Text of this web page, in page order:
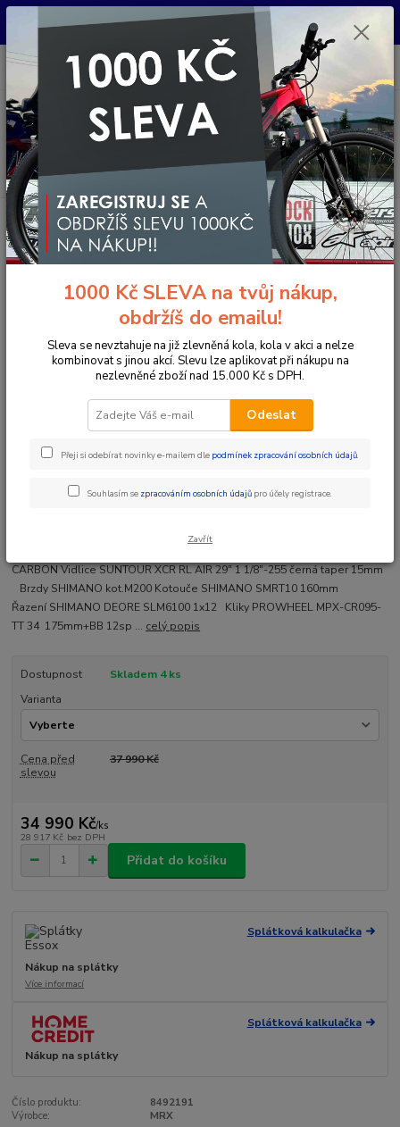
Pro nachystání kola / doplňků na prodejně si prosím zavolejte dopředu.
Menu
CZK
Hledat
+420 733 792 733
PO-PÁ 10:00-17:00 | SO: 9:00-12:00
Úvod Jízdní kola Horská kola
Horská kola celokarbonová
DISCUS MRX 29" CARB. DEORE 1x12 disc 12x148mm chameleon
DISCUS MRX 29" CARB. DEORE
1x12 disc 12x148mm chameleon
- 8 %
Ohodnotit produkt
CARBON Vidlice SUNTOUR XCR RL AIR 29" 1 1/8"-255 černá taper 15mm
Brzdy SHIMANO kot.M200 Kotouče SHIMANO SMRT10 160mm
Řazení SHIMANO DEORE SLM6100 1x12 Kliky PROWHEEL MPX-CR095-
TT 34 175mm+BB 12sp ... celý popis
Dostupnost
Skladem 4 ks
Varianta
Cena před
slevou
37 990 Kč
34 990 Kč/ks
28 917 Kč bez DPH
Přidat do košíku
Splátková kalkulačka
Nákup na splátky
Více informací
Splátková kalkulačka
Nákup na splátky
Číslo produktu:
8492191
Výrobce:
MRX
1000 Kč SLEVA na tvůj nákup,
obdržíš do emailu!
Sleva se nevztahuje na již zlevněná kola, kola v akci a nelze
kombinovat s jinou akcí. Slevu lze aplikovat při nákupu na
nezlevněné zboží nad 15.000 Kč s DPH.
Odeslat
Přeji si odebírat novinky e-mailem dle podmínek zpracování osobních údajů.
Souhlasím se zpracováním osobních údajů pro účely registrace.
Zavřít